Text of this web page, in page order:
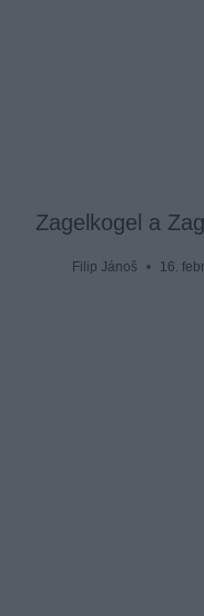
Zagelkogel a
Filip Jánoš 16.